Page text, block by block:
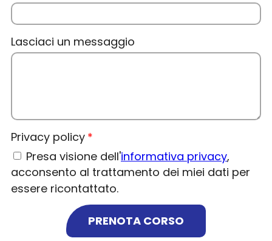
Lasciaci un messaggio
Privacy policy
Presa visione dell'informativa privacy,
acconsento al trattamento dei miei dati per
essere ricontattato.
PRENOTA CORSO